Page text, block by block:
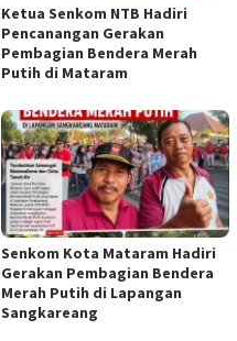
Ketua Senkom NTB Hadiri
Pencanangan Gerakan
Pembagian Bendera Merah
Putih di Mataram
Senkom Kota Mataram Hadiri
Gerakan Pembagian Bendera
Merah Putih di Lapangan
Sangkareang